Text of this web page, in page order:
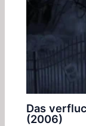
Das
(2006)